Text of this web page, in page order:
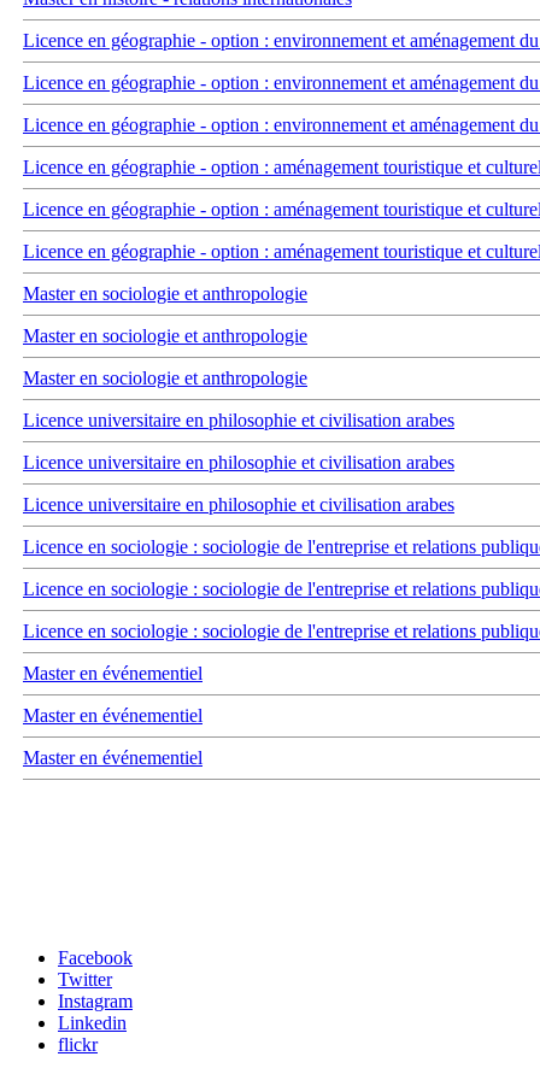
Licence en géographie - option : environnement et aménagement
Licence en géographie - option : environnement et aménagement
Licence en géographie - option : environnement et aménagement
Licence en géographie - option : aménagement touristique et culturel
Licence en géographie - option : aménagement touristique et culturel
Licence en géographie - option : aménagement touristique et culturel
Master en sociologie et anthropologie
Master en sociologie et anthropologie
Master en sociologie et anthropologie
Licence universitaire en philosophie et civilisation arabes
Licence universitaire en philosophie et civilisation arabes
Licence universitaire en philosophie et civilisation arabes
Licence en sociologie : sociologie de l'entreprise et relations
Licence en sociologie : sociologie de l'entreprise et relations
Licence en sociologie : sociologie de l'entreprise et relations
Master en événementiel
Master en événementiel
Master en événementiel
Facebook
Twitter
Instagram
Linkedin
flickr